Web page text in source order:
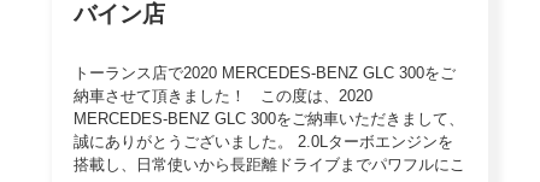
バイン店
トーランス店で2020 MERCEDES-BENZ GLC 300をご
納車させて頂きました！ この度は、2020
MERCEDES-BENZ GLC 300をご納車いただきまして、
誠にありがとうございました。 2.0Lターボエンジンを
搭載し、日常使いから長距離ドライブまでパワフルにこ